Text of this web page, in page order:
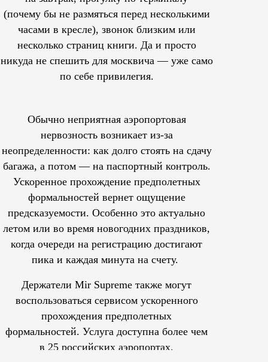
(почему бы не размяться перед несколькими
часами в кресле), звонок близким или
несколько страниц книги. Да и просто
никуда не спешить для москвича — уже само
по себе привилегия.
Обычно неприятная аэропортовая
нервозность возникает из-за
неопределенности: как долго стоять на сдачу
багажа, а потом — на паспортный контроль.
Ускоренное прохождение предполетных
формальностей вернет ощущение
предсказуемости. Особенно это актуально
летом или во время новогодних праздников,
когда очереди на регистрацию достигают
пика и каждая минута на счету.
Держатели Mir Supreme также могут
воспользоваться сервисом ускоренного
прохождения предполетных
формальностей. Услуга доступна более чем
в 25 российских аэропортах.